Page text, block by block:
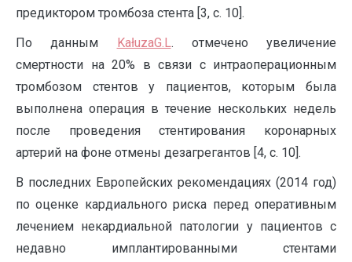
предиктором тромбоза стента [3, с. 10].
По данным
KałuzaG.L. отмечено увеличение
смертности на 20% в связи с интраоперационным
тромбозом стентов у пациентов, которым была
выполнена операция в течение нескольких недель
после проведения стентирования коронарных
артерий на фоне отмены дезагрегантов [4, с. 10].
В последних Европейских рекомендациях (2014 год)
по оценке кардиального риска перед оперативным
лечением некардиальной патологии у пациентов с
недавно имплантированными стентами